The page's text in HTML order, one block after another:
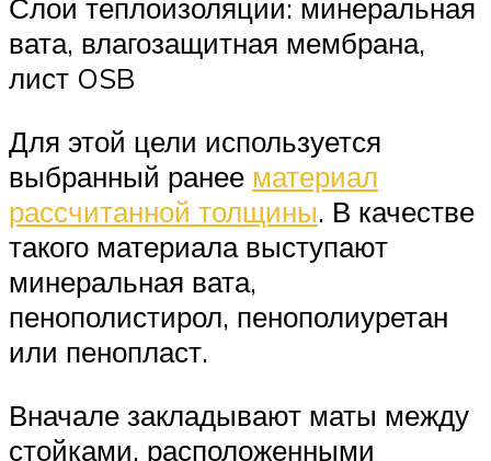
Слои теплоизоляции: минеральная
вата, влагозащитная мембрана,
лист OSB
Для этой цели используется
выбранный ранее материал
рассчитанной толщины. В качестве
такого материала выступают
минеральная вата,
пенополистирол, пенополиуретан
или пенопласт.
Вначале закладывают маты между
стойками, расположенными